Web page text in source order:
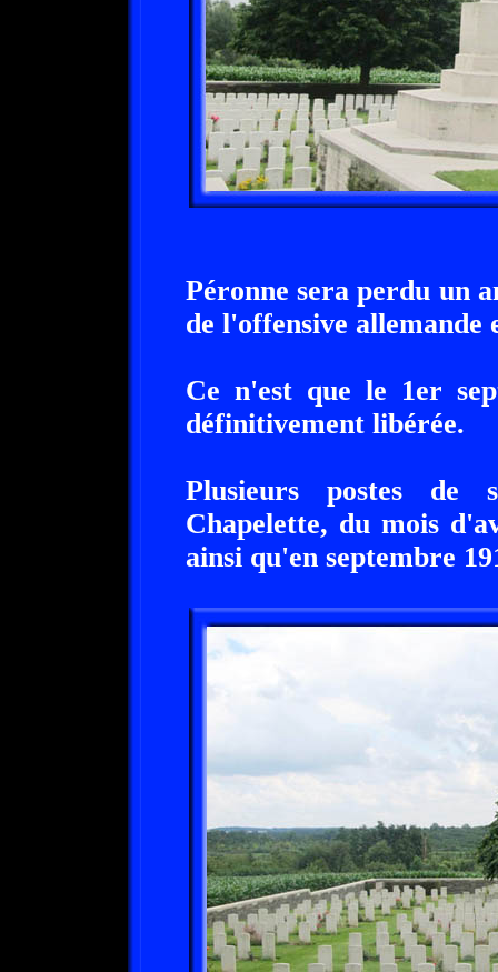
Péronne sera perdu un
de l'offensive allemande
Ce n'est que le 1er
définitivement libérée.
Plusieurs postes de
Chapelette, du mois
ainsi qu'en septembre